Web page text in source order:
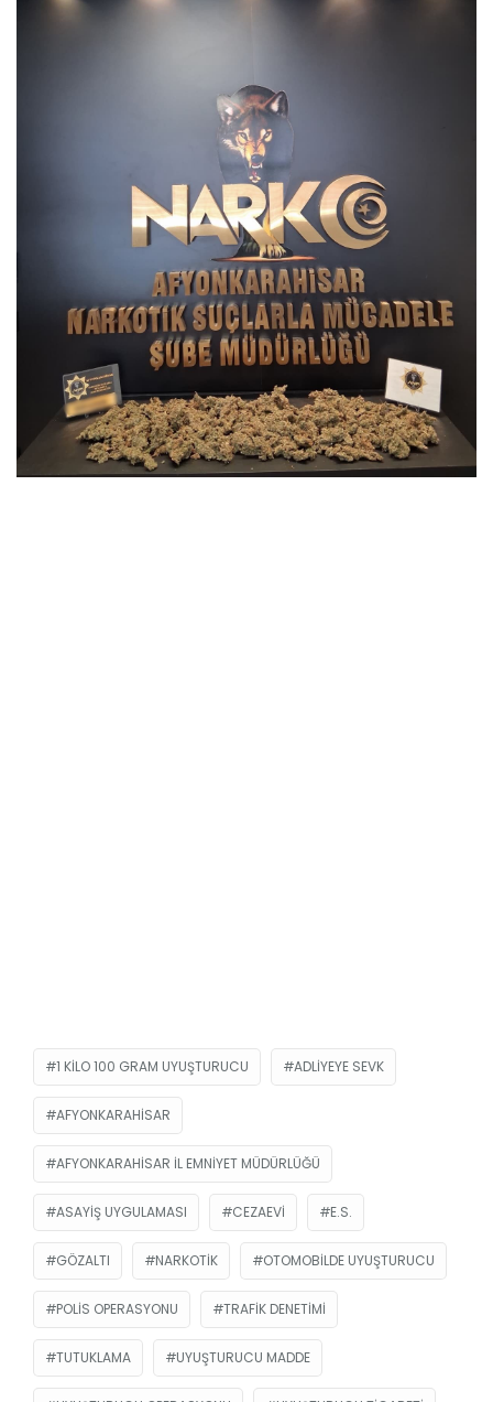
1 KILO 100 GRAM UYUŞTURUCU ADLIYEYE SEVK
AFYONKARAHISAR
AFYONKARAHISAR İL EMNIYET MÜDÜRLÜĞÜ
ASAYIŞ UYGULAMASI CEZAEVI E.S.
GÖZALTI NARKOTIK OTOMOBILDE UYUŞTURUCU
POLIS OPERASYONU TRAFIK DENETIMI
TUTUKLAMA UYUŞTURUCU MADDE